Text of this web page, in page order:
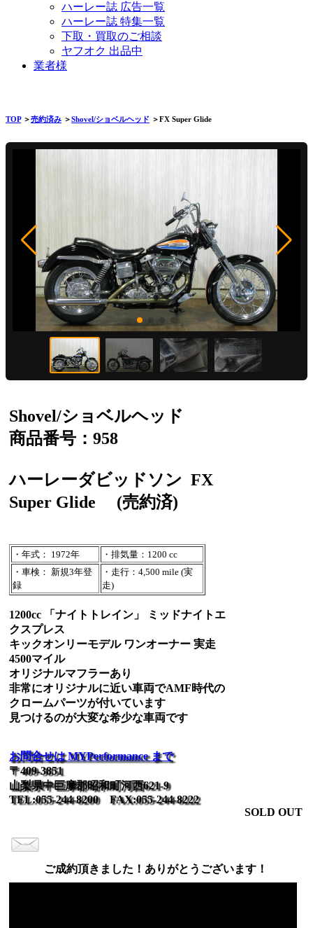
ハーレー誌 広告一覧
ハーレー誌 特集一覧
下取・買取のご相談
ヤフオク 出品中
業者様
TOP＞売約済み ＞Shovel/ショベルヘッド ＞FX Super Glide
Shovel/ショベルヘッド
商品番号：958
ハーレーダビッドソン FX
Super Glide
(売約済)
・年式： 1972年
・排気量：1200 cc
・車検： 新規3年登
録
・走行：4,500 mile (実
走)
1200cc 「ナイトトレイン」 ミッドナイトエ
クスプレス
キックオンリーモデル ワンオーナー 実走
4500マイル
オリジナルマフラーあり
非常にオリジナルに近い車両でAMF時代の
クロームパーツが付いています
見つけるのが大変な希少な車両です
お問合せは MYPerformance まで
〒409-3851
山梨県中巨摩郡昭和町河西621-9
TEL:055-244-8200 FAX:055-244-8222
SOLD OUT
ご成約頂きました！ありがとうございます！